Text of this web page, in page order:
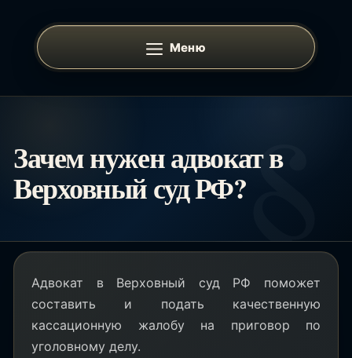
содержимому
Меню
Зачем нужен адвокат в
Верховный суд РФ?
Адвокат в Верховный суд РФ поможет
составить и подать качественную
кассационную жалобу на приговор по
уголовному делу.